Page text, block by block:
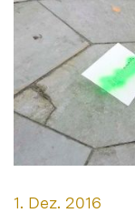
Datum:
1. Dez. 2016